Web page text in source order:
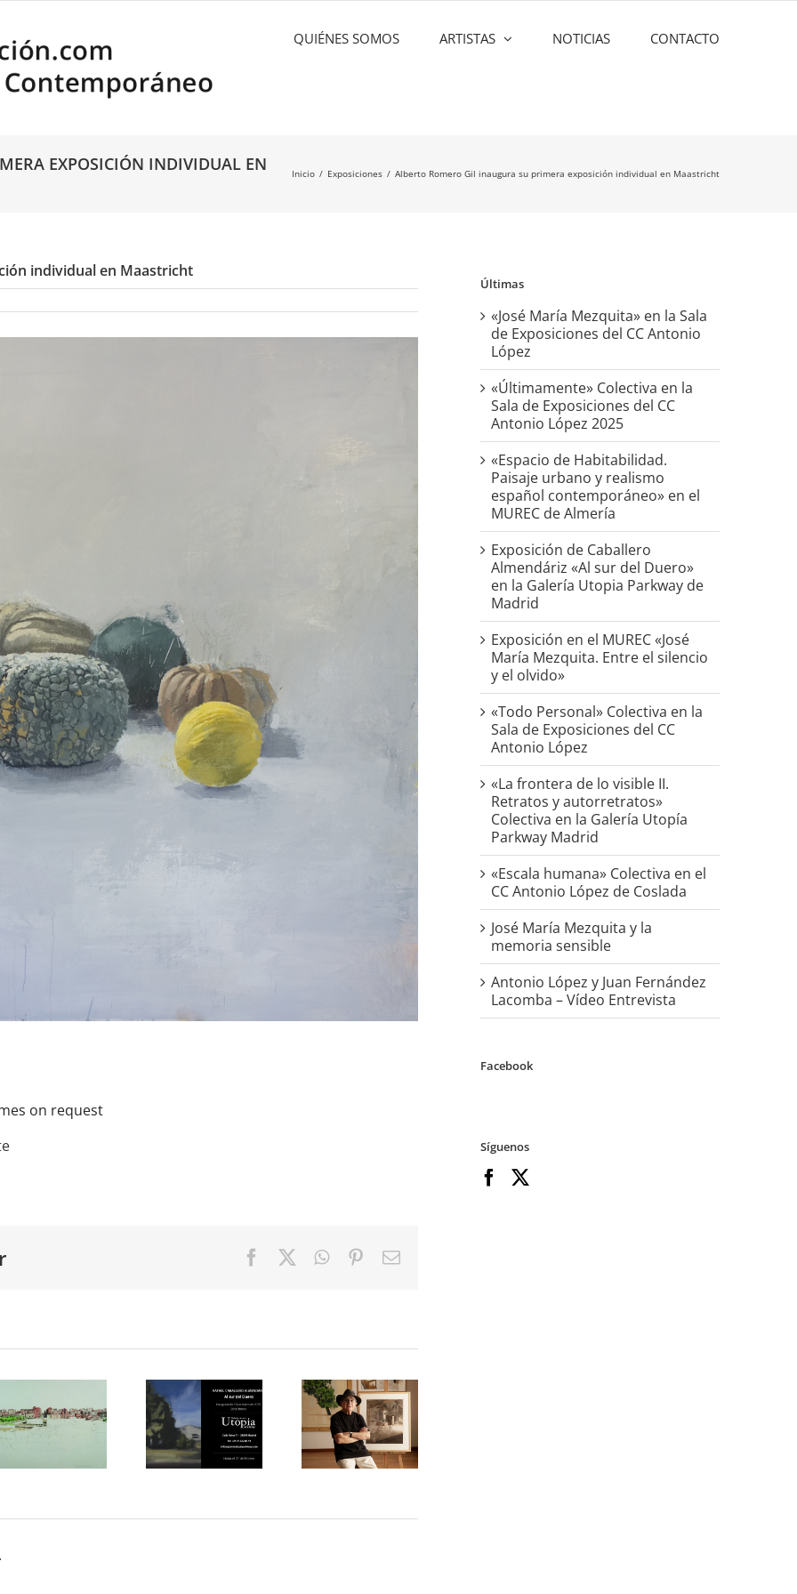
QUIÉNES SOMOS ARTISTAS NOTICIAS CONTACTO
EXPOSICIÓN INDIVIDUAL EN
Inicio Exposiciones Alberto Romero Gil inaugura su primera exposición individual en Maastricht
individual en Maastricht
on request
FacebookWhatsApp
PinterestCorreo
realismo
español
contemporáneo»
MUREC
Almendáriz
«Al sur
del
Duero»
en la
Galería
Parkway
«José
María
Mezquita.
Entre el
y el
Últimas
«José María Mezquita» en la Sala
de Exposiciones del CC Antonio
López
«Últimamente» Colectiva en la
Sala de Exposiciones del CC
Antonio López 2025
«Espacio de Habitabilidad.
Paisaje urbano y realismo
español contemporáneo» en el
MUREC de Almería
Exposición de Caballero
Almendáriz «Al sur del Duero»
en la Galería Utopia Parkway de
Madrid
Exposición en el MUREC «José
María Mezquita. Entre el silencio
y el olvido»
«Todo Personal» Colectiva en la
Sala de Exposiciones del CC
Antonio López
«La frontera de lo visible II.
Retratos y autorretratos»
Colectiva en la Galería Utopía
Parkway Madrid
«Escala humana» Colectiva en el
CC Antonio López de Coslada
José María Mezquita y la
memoria sensible
Antonio López y Juan Fernández
Lacomba – Vídeo Entrevista
Facebook
Síguenos